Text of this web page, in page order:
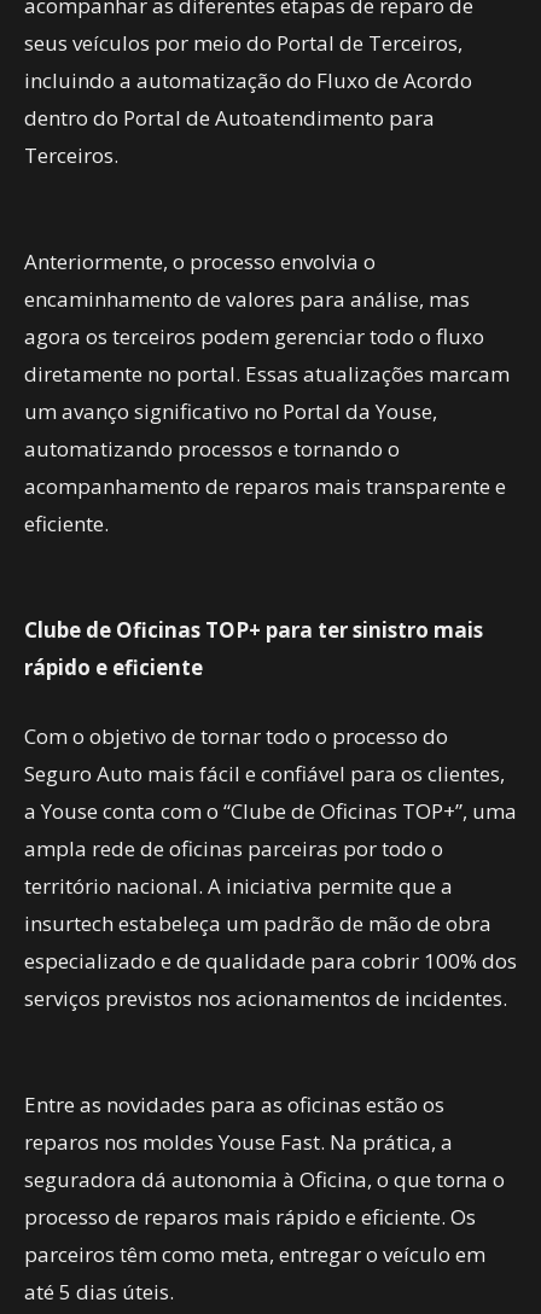
seus veículos por meio do Portal de Terceiros,
incluindo a automatização do Fluxo de Acordo
dentro do Portal de Autoatendimento para
Terceiros.
Anteriormente, o processo envolvia o
encaminhamento de valores para análise, mas
agora os terceiros podem gerenciar todo o fluxo
diretamente no portal. Essas atualizações marcam
um avanço significativo no Portal da Youse,
automatizando processos e tornando o
acompanhamento de reparos mais transparente e
eficiente.
Clube de Oficinas TOP+ para ter sinistro mais
rápido e eficiente
Com o objetivo de tornar todo o processo do
Seguro Auto mais fácil e confiável para os clientes,
a Youse conta com o “Clube de Oficinas TOP+”, uma
ampla rede de oficinas parceiras por todo o
território nacional. A iniciativa permite que a
insurtech estabeleça um padrão de mão de obra
especializado e de qualidade para cobrir 100% dos
serviços previstos nos acionamentos de incidentes.
Entre as novidades para as oficinas estão os
reparos nos moldes Youse Fast. Na prática, a
seguradora dá autonomia à Oficina, o que torna o
processo de reparos mais rápido e eficiente. Os
parceiros têm como meta, entregar o veículo em
até 5 dias úteis.